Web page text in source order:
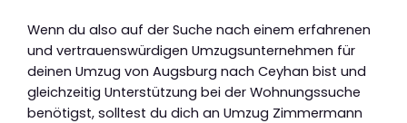
Wenn du also auf der Suche nach einem erfahrenen
und vertrauenswürdigen Umzugsunternehmen für
deinen Umzug von Augsburg nach Ceyhan bist und
gleichzeitig Unterstützung bei der Wohnungssuche
benötigst, solltest du dich an Umzug Zimmermann